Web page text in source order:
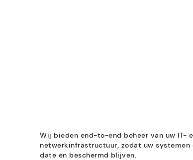
Wij bieden end-to-end beheer van uw IT-
netwerkinfrastructuur, zodat uw
date en beschermd blijven.